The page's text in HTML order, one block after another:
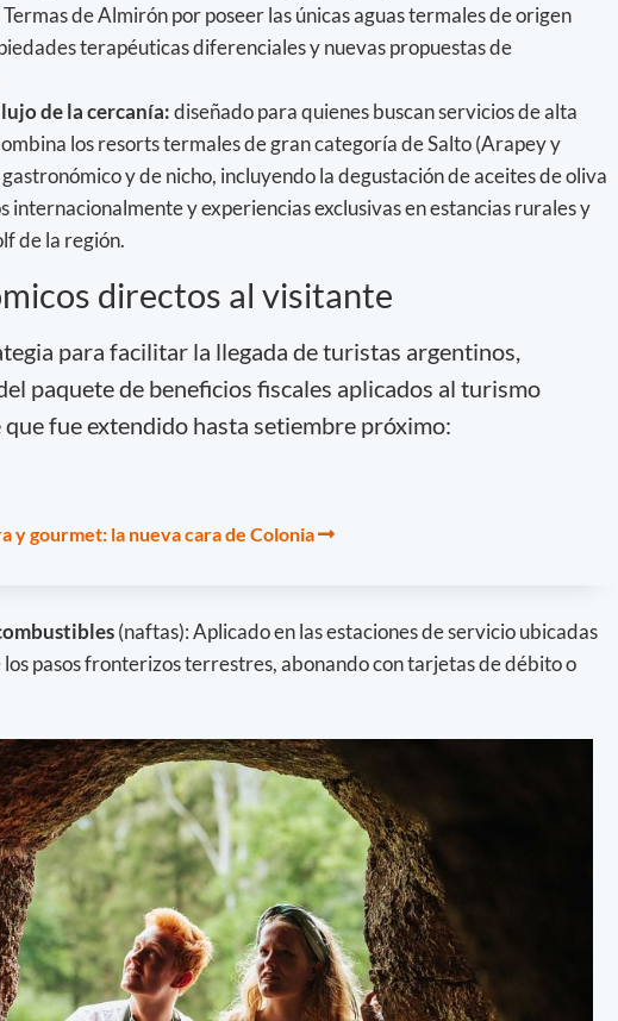
de Almirón por poseer las únicas aguas termales de origen
terapéuticas diferenciales y nuevas propuestas de
de la cercanía:diseñado para quienes buscan servicios de alta
los resorts termales de gran categoría de Salto (Arapey y
y de nicho, incluyendo la degustación de aceites de oliva
internacionalmente y experiencias exclusivas en estancias rurales y
de la región.
directos al visitante
para facilitar la llegada de turistas argentinos,
paquete de beneficios fiscales aplicados al turismo
fue extendido hasta setiembre próximo:
y gourmet: la nueva cara de Colonia
(naftas): Aplicado en las estaciones de servicio ubicadas
pasos fronterizos terrestres, abonando con tarjetas de débito o